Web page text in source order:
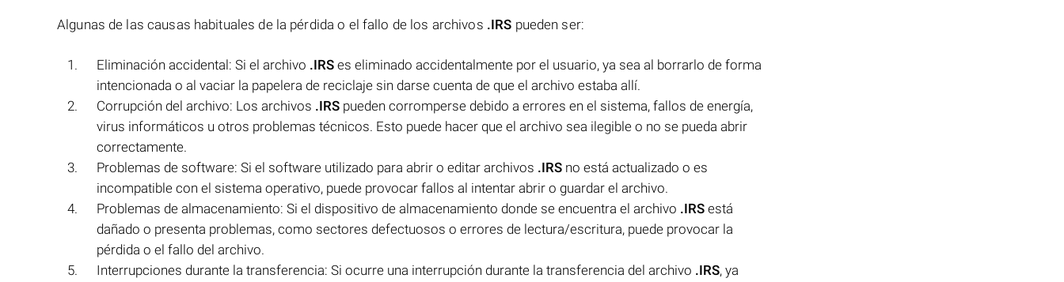
Algunas de las causas habituales de la pérdida o el fallo de los archivos .IRS pueden ser:
Eliminación accidental: Si el archivo .IRS es eliminado accidentalmente por el usuario, ya sea al borrarlo de forma
intencionada o al vaciar la papelera de reciclaje sin darse cuenta de que el archivo estaba allí.
Corrupción del archivo: Los archivos .IRS pueden corromperse debido a errores en el sistema, fallos de energía,
virus informáticos u otros problemas técnicos. Esto puede hacer que el archivo sea ilegible o no se pueda abrir
correctamente.
Problemas de software: Si el software utilizado para abrir o editar archivos .IRS no está actualizado o es
incompatible con el sistema operativo, puede provocar fallos al intentar abrir o guardar el archivo.
Problemas de almacenamiento: Si el dispositivo de almacenamiento donde se encuentra el archivo .IRS está
dañado o presenta problemas, como sectores defectuosos o errores de lectura/escritura, puede provocar la
pérdida o el fallo del archivo.
Interrupciones durante la transferencia: Si ocurre una interrupción durante la transferencia del archivo .IRS, ya